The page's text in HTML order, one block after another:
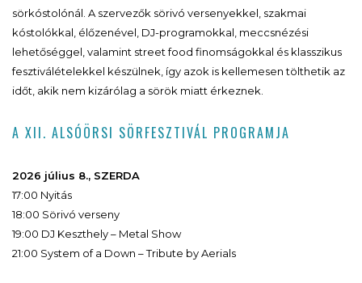
sörkóstolónál. A szervezők sörivó versenyekkel, szakmai
kóstolókkal, élőzenével, DJ-programokkal, meccsnézési
lehetőséggel, valamint street food finomságokkal és klasszikus
fesztiválételekkel készülnek, így azok is kellemesen tölthetik az
időt, akik nem kizárólag a sörök miatt érkeznek.
A XII. ALSÓÖRSI SÖRFESZTIVÁL PROGRAMJA
2026 július 8., SZERDA
17:00 Nyitás
18:00 Sörivó verseny
19:00 DJ Keszthely – Metal Show
21:00 System of a Down – Tribute by Aerials